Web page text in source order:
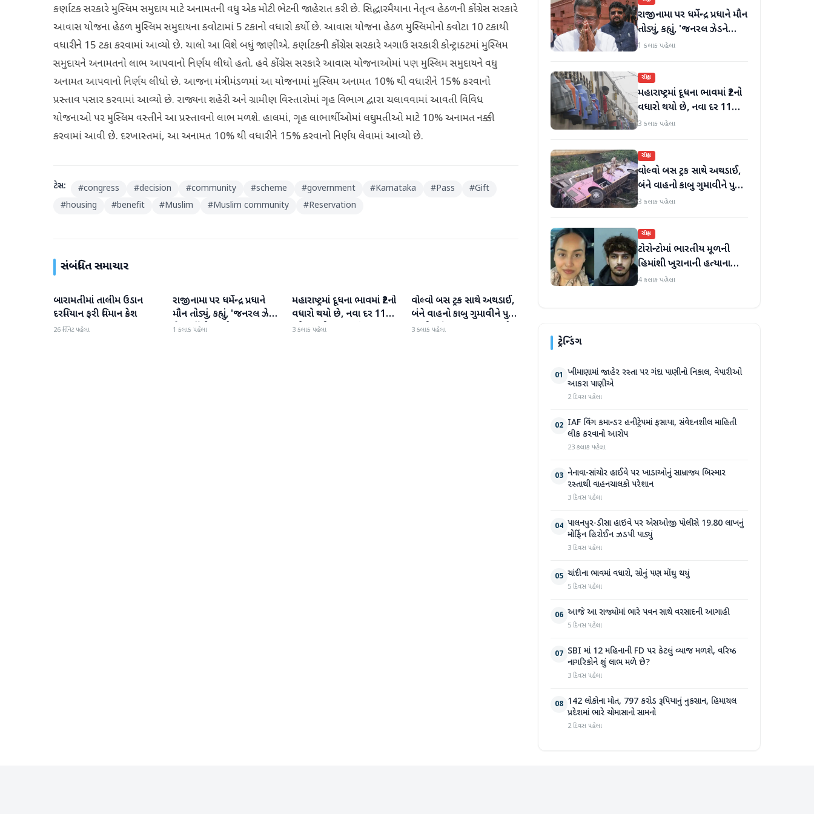
કર્ણાટક સરકારે મુસ્લિમ સમુદાય માટે અનામતની વધુ એક મોટી ભેટની જાહેરાત કરી છે. સિદ્ધારમૈયાના નેતૃત્વ હેઠળની કોંગ્રેસ સરકારે
આવાસ યોજના હેઠળ મુસ્લિમ સમુદાયના ક્વોટામાં 5 ટકાનો વધારો કર્યો છે. આવાસ યોજના હેઠળ મુસ્લિમોનો ક્વોટા 10 ટકાથી
વધારીને 15 ટકા કરવામાં આવ્યો છે. ચાલો આ વિશે બધું જાણીએ. કર્ણાટકની કોંગ્રેસ સરકારે અગાઉ સરકારી કોન્ટ્રાક્ટમાં મુસ્લિમ
સમુદાયને અનામતનો લાભ આપવાનો નિર્ણય લીધો હતો. હવે કોંગ્રેસ સરકારે આવાસ યોજનાઓમાં પણ મુસ્લિમ સમુદાયને વધુ
અનામત આપવાનો નિર્ણય લીધો છે. આજના મંત્રીમંડળમાં આ યોજનામાં મુસ્લિમ અનામત 10% થી વધારીને 15% કરવાનો
પ્રસ્તાવ પસાર કરવામાં આવ્યો છે. રાજ્યના શહેરી અને ગ્રામીણ વિસ્તારોમાં ગૃહ વિભાગ દ્વારા ચલાવવામાં આવતી વિવિધ
યોજનાઓ પર મુસ્લિમ વસ્તીને આ પ્રસ્તાવનો લાભ મળશે. હાલમાં, ગૃહ લાભાર્થીઓમાં લઘુમતીઓ માટે 10% અનામત નક્કી
કરવામાં આવી છે. દરખાસ્તમાં, આ અનામત 10% થી વધારીને 15% કરવાનો નિર્ણય લેવામાં આવ્યો છે.
ટેગ્સ: #congress #decision #community #scheme #government #Karnataka #Pass #Gift
#housing #benefit #Muslim #Muslim community #Reservation
સંબંધિત સમાચાર
રાષ્ટ્રીય
બારામતીમાં તાલીમ ઉડાન
દરમિયાન ફરી વિમાન ક્રેશ
26 મિનિટ પહેલા
રાષ્ટ્રીય
રાજીનામા પર ધર્મેન્દ્ર પ્રધાને
મૌન તોડ્યું, કહ્યું, 'જનરલ ઝેડને
ગેરમાર્ગે દોરવાનો પ્રયાસ
1 કલાક પહેલા
રાષ્ટ્રીય
મહારાષ્ટ્રમાં દૂધના ભાવમાં ₹2નો
વધારો થયો છે, નવા દર 11
ઓગસ્ટથી અમલમાં
3 કલાક પહેલા
રાષ્ટ્રીય
વોલ્વો બસ ટ્રક સાથે અથડાઈ,
બંને વાહનો કાબુ ગુમાવીને પુલ
પરથી પડી ગયા, 40 મુસાફરો
3 કલાક પહેલા
રાજીનામા પર ધર્મેન્દ્ર પ્રધાને મૌન
તોડ્યું, કહ્યું, 'જનરલ ઝેડને
ગેરમાર્ગે દોરવાનો પ્રયાસ
મહત્વનું નથી'
1 કલાક પહેલા
રાષ્ટ્રીય
મહારાષ્ટ્રમાં દૂધના ભાવમાં ₹2નો
વધારો થયો છે, નવા દર 11
ઓગસ્ટથી અમલમાં
3 કલાક પહેલા
રાષ્ટ્રીય
વોલ્વો બસ ટ્રક સાથે અથડાઈ,
બંને વાહનો કાબુ ગુમાવીને પુલ
પરથી પડી ગયા, 40 મુસાફરો
3 કલાક પહેલા
રાષ્ટ્રીય
ટોરોન્ટોમાં ભારતીય મૂળની
હિમાંશી ખુરાનાની હત્યાના
આરોપીને સાત મહિનાથી ફરાર
4 કલાક પહેલા
ટ્રેન્ડિંગ
01 ખીમાણામાં જાહેર રસ્તા પર ગંદા પાણીનો નિકાલ, વેપારીઓ
આકરા પાણીએ
2 દિવસ પહેલા
02 IAF વિંગ કમાન્ડર હનીટ્રેપમાં ફસાયા, સંવેદનશીલ માહિતી
લીક કરવાનો આરોપ
23 કલાક પહેલા
03 નેનાવા-સાંચોર હાઈવે પર ખાડાઓનું સામ્રાજ્ય બિસ્માર
રસ્તાથી વાહનચાલકો પરેશાન
3 દિવસ પહેલા
04 પાલનપુર-ડીસા હાઇવે પર એસઓજી પોલીસે 19.80 લાખનું
મોર્ફિન હિરોઈન ઝડપી પાડ્યું
3 દિવસ પહેલા
05 ચાંદીના ભાવમાં વધારો, સોનું પણ મોંઘુ થયું
5 દિવસ પહેલા
06 આજે આ રાજ્યોમાં ભારે પવન સાથે વરસાદની આગાહી
5 દિવસ પહેલા
07 SBI માં 12 મહિનાની FD પર કેટલું વ્યાજ મળશે, વરિષ્ઠ
નાગરિકોને શું લાભ મળે છે?
3 દિવસ પહેલા
08 142 લોકોના મોત, 797 કરોડ રૂપિયાનું નુકસાન, હિમાચલ
પ્રદેશમાં ભારે ચોમાસાનો સામનો
2 દિવસ પહેલા